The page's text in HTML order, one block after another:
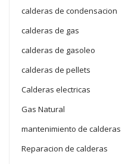
calderas de condensacion
calderas de gas
calderas de gasoleo
calderas de pellets
Calderas electricas
Gas Natural
mantenimiento de calderas
Reparacion de calderas